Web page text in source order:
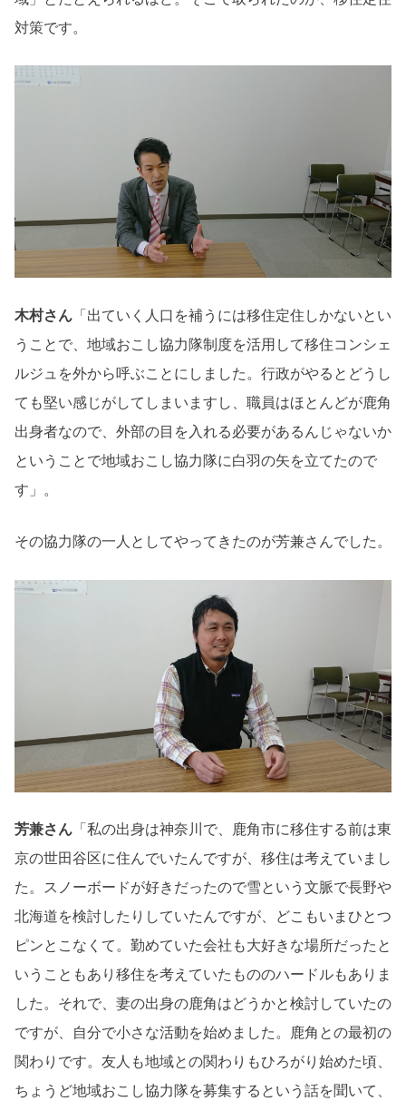
対策です。
木村さん 「出ていく人口を補うには移住定住しかないとい
うことで、地域おこし協力隊制度を活用して移住コンシェ
ルジュを外から呼ぶことにしました。行政がやるとどうし
ても堅い感じがしてしまいますし、職員はほとんどが鹿角
出身者なので、外部の目を入れる必要があるんじゃないか
ということで地域おこし協力隊に白羽の矢を立てたので
す」。
その協力隊の一人としてやってきたのが芳兼さんでした。
芳兼さん 「私の出身は神奈川で、鹿角市に移住する前は東
京の世田谷区に住んでいたんですが、移住は考えていまし
た。スノーボードが好きだったので雪という文脈で長野や
北海道を検討したりしていたんですが、どこもいまひとつ
ピンとこなくて。勤めていた会社も大好きな場所だったと
いうこともあり移住を考えていたもののハードルもありま
した。それで、妻の出身の鹿角はどうかと検討していたの
ですが、自分で小さな活動を始めました。鹿角との最初の
関わりです。友人も地域との関わりもひろがり始めた頃、
ちょうど地域おこし協力隊を募集するという話を聞いて、